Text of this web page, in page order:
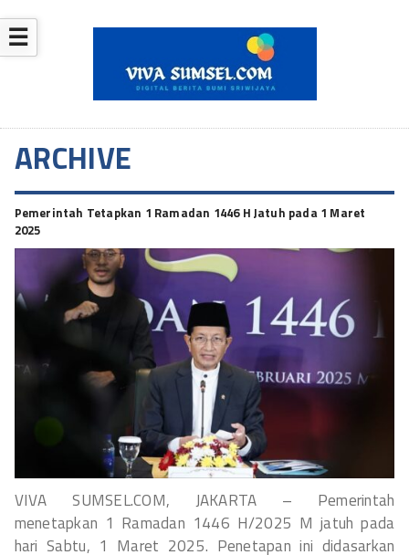
☰
ARCHIVE
Pemerintah Tetapkan 1 Ramadan 1446 H Jatuh pada 1 Maret
2025
VIVA SUMSEL.COM, JAKARTA – Pemerintah
menetapkan 1 Ramadan 1446 H/2025 M jatuh pada
hari Sabtu, 1 Maret 2025. Penetapan ini didasarkan